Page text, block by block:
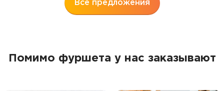
Все предложения
Помимо фуршета у нас заказывают